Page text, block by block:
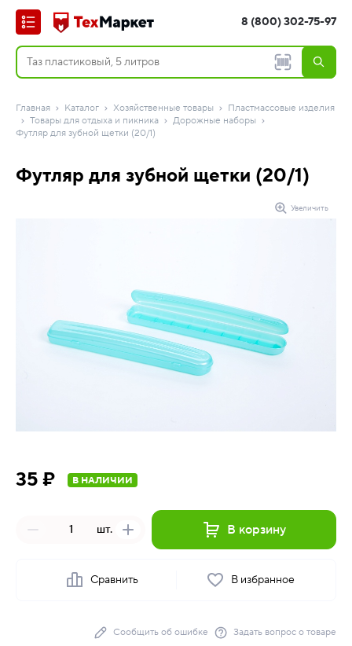
8 (800) 302-75-97
Главная Каталог Хозяйственные товары
Пластмассовые изделия
Товары для отдыха и пикника
Дорожные наборы
Футляр для зубной щетки (20/1)
Футляр для зубной щетки (20/1)
Увеличить
35 ₽ В НАЛИЧИИ
шт. В корзину
Сравнить В избранное
Сообщить об ошибке Задать вопрос о товаре